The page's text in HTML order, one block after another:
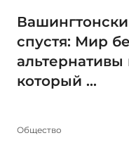
спустя: Мир
альтернативы
который ...
Общество